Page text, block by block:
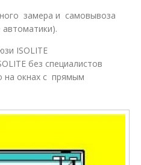
Тканевые жалюзи
виниловых обоев
замера и самовывоза
автоматики).
ISOLITE
без специалистов
на окнах с прямым